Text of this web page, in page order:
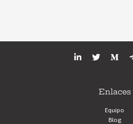
Enlaces
Equipo
Blog